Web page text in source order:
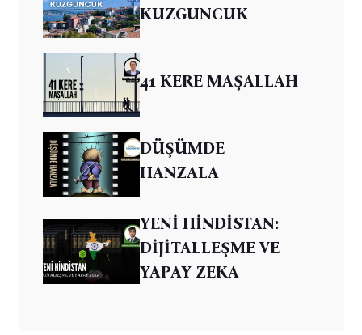
KUZGUNCUK
41 KERE MAŞALLAH
DÜŞÜMDE
HANZALA
YENİ HİNDİSTAN:
DİJİTALLEŞME VE
YAPAY ZEKA